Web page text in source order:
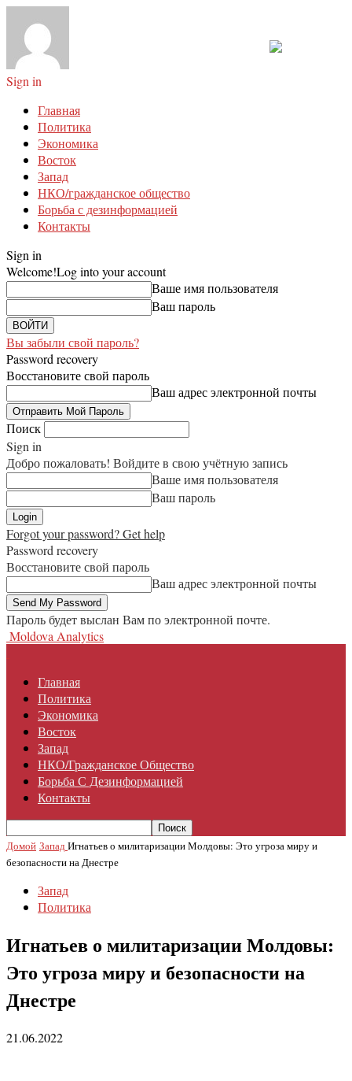
Sign in
Главная
Политика
Экономика
Восток
Запад
НКО/гражданское общество
Борьба с дезинформацией
Контакты
Sign in
Welcome!Log into your account
Ваше имя пользователя
Ваш пароль
Вы забыли свой пароль?
Password recovery
Восстановите свой пароль
Ваш адрес электронной почты
Поиск
Sign in
Добро пожаловать! Войдите в свою учётную запись
Ваше имя пользователя
Ваш пароль
Forgot your password? Get help
Password recovery
Восстановите свой пароль
Ваш адрес электронной почты
Пароль будет выслан Вам по электронной почте.
Moldova Analytics
Главная
Политика
Экономика
Восток
Запад
НКО/гражданское Общество
Борьба С Дезинформацией
Контакты
Домой Запад Игнатьев о милитаризации Молдовы: Это угроза миру и
безопасности на Днестре
Запад
Политика
Игнатьев о милитаризации Молдовы:
Это угроза миру и безопасности на
Днестре
21.06.2022